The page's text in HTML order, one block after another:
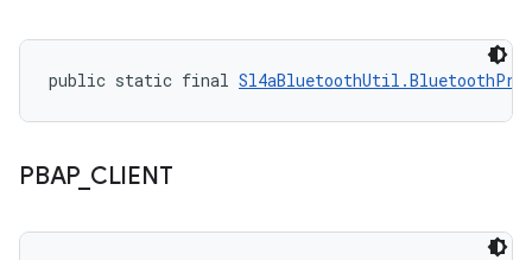
public static final
PBAP_ CLIENT